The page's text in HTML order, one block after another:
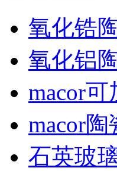
氧化锆
氧化铝
macor
macor
石英玻